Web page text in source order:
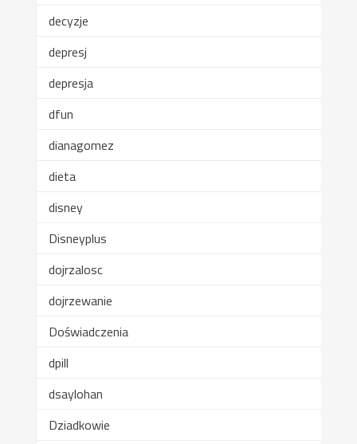
decyzje
depresj
depresja
dfun
dianagomez
dieta
disney
Disneyplus
dojrzalosc
dojrzewanie
Doświadczenia
dpill
dsaylohan
Dziadkowie